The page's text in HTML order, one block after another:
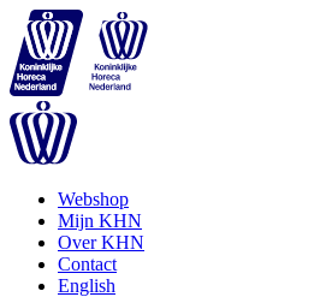
Webshop
Mijn KHN
Over KHN
Contact
English